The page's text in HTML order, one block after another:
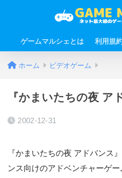
ゲームマルシェとは 利用規
ホーム ビデオゲーム
『かまいたちの夜 ア
2002-12-31
『かまいたちの夜 アドバンス
ンス向けのアドベンチャーゲ